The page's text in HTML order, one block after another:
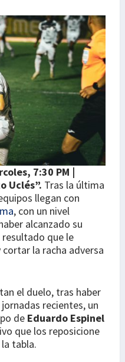
7:30 PM |
Uclés”. Tras la última
llegan con
, con un nivel
alcanzado su
que le
la racha adversa
el duelo, tras haber
recientes, un
de Eduardo Espinel
que los reposicione
tabla.